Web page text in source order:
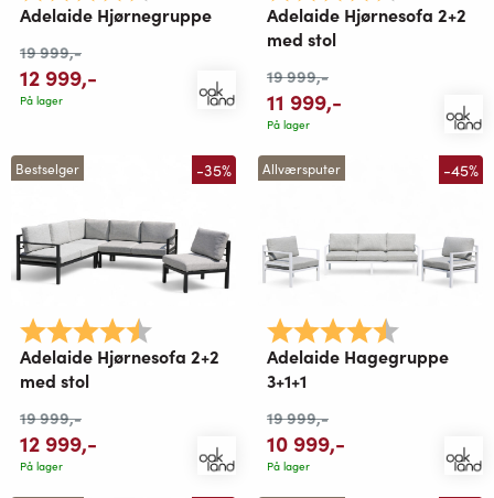
Adelaide Hjørnegruppe
19 999,-
12 999,-
På lager
Adelaide Hjørnesofa 2+2
med stol
19 999,-
11 999,-
På lager
Bestselger -35%
Karakter: 4.8 av 5 mulige
Adelaide Hjørnesofa 2+2
med stol
19 999,-
12 999,-
På lager
Allværsputer -45%
Karakter:
Adelaide Hagegruppe
3+1+1
19 999,-
10 999,-
På lager